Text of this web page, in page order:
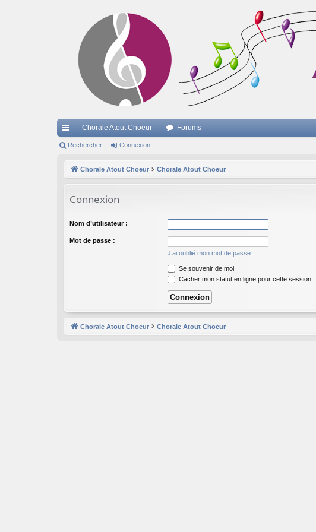
cc
Chorale Atout Choeur Forums
Rechercher Connexion
Chorale Atout Choeur Chorale Atout Choeur
Connexion
Nom d’utilisateur :
Mot de passe :
J’ai oublié mon mot de passe
Se souvenir de moi
Cacher mon statut en ligne pour cette session
Chorale Atout Choeur Chorale Atout Choeur